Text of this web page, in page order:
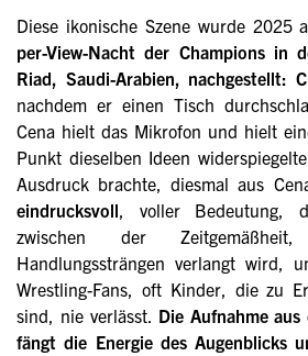
Diese ikonische Szene wurde 2025
per-View-Nacht der Champions in
Riad, Saudi-Arabien, nachgestellt:
nachdem er einen Tisch
Cena hielt das Mikrofon und hielt
Punkt dieselben Ideen
Ausdruck brachte, diesmal aus
eindrucksvoll, voller Bedeutung,
zwischen der
Handlungssträngen verlangt wird,
Wrestling-Fans, oft Kinder, die zu
sind, nie verlässt. Die Aufnahme
fängt die Energie des Augenblicks